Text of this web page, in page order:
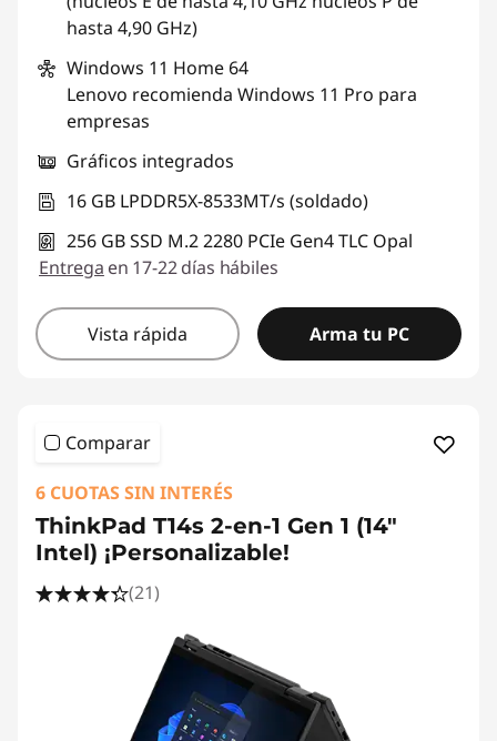
hasta 4,90 GHz)
Windows 11 Home 64
Lenovo recomienda Windows 11 Pro para
empresas
Gráficos integrados
16 GB LPDDR5X-8533MT/s (soldado)
256 GB SSD M.2 2280 PCIe Gen4 TLC Opal
Entrega en 17-22 días hábiles
Vista rápida Arma tu PC
Comparar
6 CUOTAS SIN INTERÉS
ThinkPad T14s 2-en-1 Gen 1 (14"
Intel) ¡Personalizable!
(21)